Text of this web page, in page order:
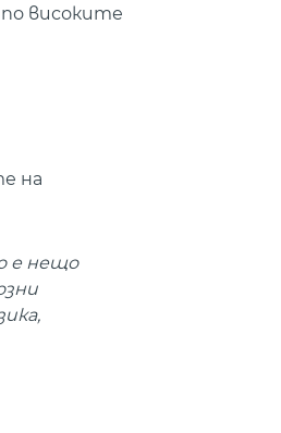
високите
на
е нещо